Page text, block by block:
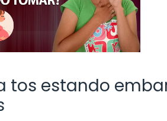
tos estando